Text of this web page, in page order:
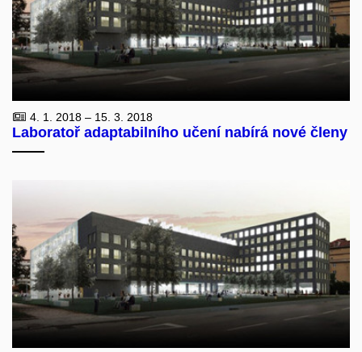
4. 1. 2018 – 15. 3. 2018
Laboratoř adaptabilního učení nabírá nové členy